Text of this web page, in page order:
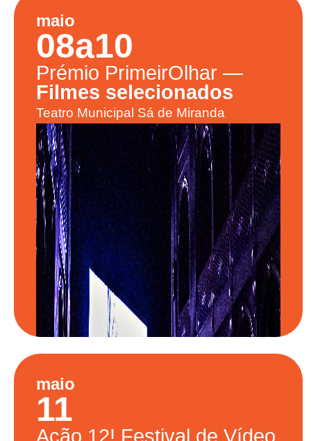
maio
08a10
Prémio PrimeirOlhar —
Filmes selecionados
Teatro Municipal Sá de Miranda
maio
11
Ação.12! Festival de Vídeo